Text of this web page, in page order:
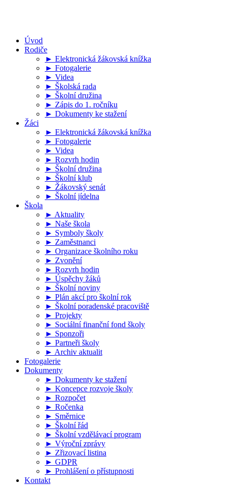
Úvod
Rodiče
► Elektronická žákovská knížka
► Fotogalerie
► Videa
► Školská rada
► Školní družina
► Zápis do 1. ročníku
► Dokumenty ke stažení
Žáci
► Elektronická žákovská knížka
► Fotogalerie
► Videa
► Rozvrh hodin
► Školní družina
► Školní klub
► Žákovský senát
► Školní jídelna
Škola
► Aktuality
► Naše škola
► Symboly školy
► Zaměstnanci
► Organizace školního roku
► Zvonění
► Rozvrh hodin
► Úspěchy žáků
► Školní noviny
► Plán akcí pro školní rok
► Školní poradenské pracoviště
► Projekty
► Sociální finanční fond školy
► Sponzoři
► Partneři školy
► Archiv aktualit
Fotogalerie
Dokumenty
► Dokumenty ke stažení
► Koncepce rozvoje školy
► Rozpočet
► Ročenka
► Směrnice
► Školní řád
► Školní vzdělávací program
► Výroční zprávy
► Zřizovací listina
► GDPR
► Prohlášení o přístupnosti
Kontakt